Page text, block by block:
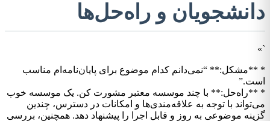
دانشجویان و راه‌حل‌ها
`»
* **مشکل:** “نمی‌دانم کدام موضوع برای پایان‌نامه‌ام مناسب
است.”
* **راه‌حل:** با چند موسسه معتبر مشورت کن. یک موسسه خوب
می‌تواند با توجه به علاقه‌مندی‌ها و امکانات در دسترس، چندین
گزینه موضوعی به روز و قابل اجرا را پیشنهاد دهد. همچنین، بررسی